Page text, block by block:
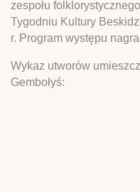
zespołu
Tygodniu Kultury
r. Program występu
Wykaz utworów
Gembołyś: